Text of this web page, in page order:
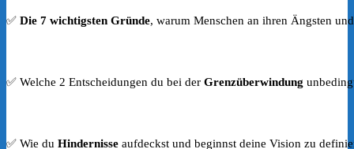
✅ Die 7 wichtigsten Gründe, warum Menschen an ihren Ängsten
✅ Welche 2 Entscheidungen du bei der Grenzüberwindung
✅ Wie du Hindernisse aufdeckst und beginnst deine Vision zu